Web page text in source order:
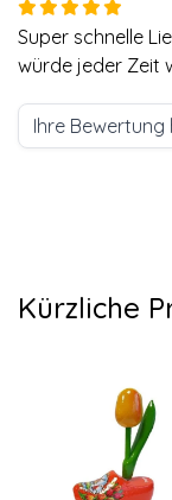
Super schnelle
würde jeder Zeit
Ihre Bewertung
Kürzliche